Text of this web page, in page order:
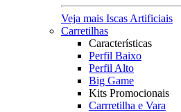
Veja mais Iscas Artificiais
Carretilhas
Características
Perfil Baixo
Perfil Alto
Big Game
Kits Promocionais
Carrretilha e Vara